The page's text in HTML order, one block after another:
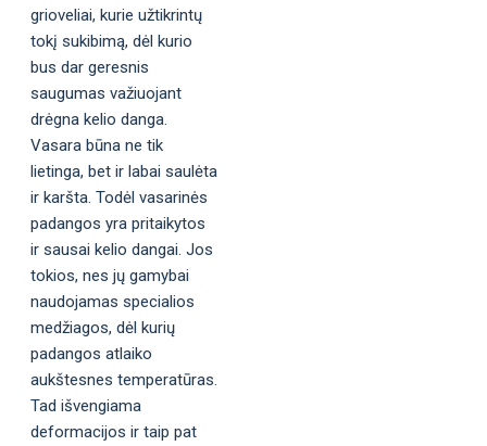
grioveliai, kurie užtikrintų
tokį sukibimą, dėl kurio
bus dar geresnis
saugumas važiuojant
drėgna kelio danga.
Vasara būna ne tik
lietinga, bet ir labai saulėta
ir karšta. Todėl vasarinės
padangos yra pritaikytos
ir sausai kelio dangai. Jos
tokios, nes jų gamybai
naudojamas specialios
medžiagos, dėl kurių
padangos atlaiko
aukštesnes temperatūras.
Tad išvengiama
deformacijos ir taip pat